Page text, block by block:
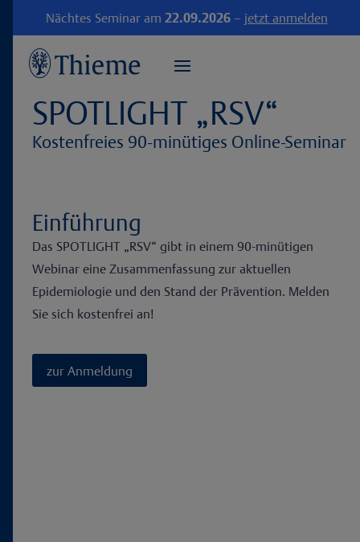
Nächtes Seminar am 22.09.2026 – jetzt anmelden
SPOTLIGHT „RSV“
Kostenfreies 90-minütiges Online-Seminar
Einführung
Das SPOTLIGHT „RSV“ gibt in einem 90-minütigen
Webinar eine Zusammenfassung zur aktuellen
Epidemiologie und den Stand der Prävention. Melden
Sie sich kostenfrei an!
zur Anmeldung